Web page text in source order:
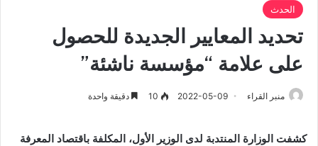
الحدث
تحديد المعايير الجديدة للحصول
على علامة “مؤسسة ناشئة”
منبر القراء 2022-05-09
10 دقيقة واحدة
كشفت الوزارة المنتدبة لدى الوزير الأول، المكلفة باقتصاد المعرفة